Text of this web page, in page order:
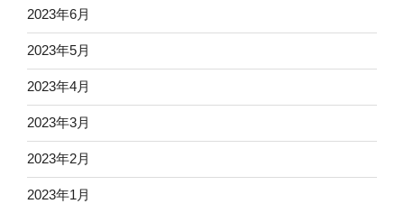
2023年6月
2023年5月
2023年4月
2023年3月
2023年2月
2023年1月